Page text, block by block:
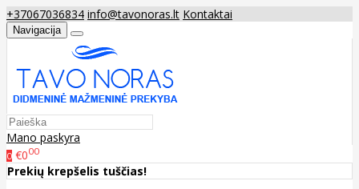
+37067036834 info@tavonoras.lt Kontaktai
Navigacija
Mano paskyra
0 €000
Prekių krepšelis tuščias!